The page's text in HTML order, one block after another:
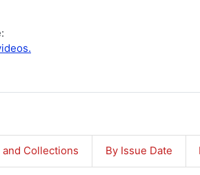
Collections By Issue Date